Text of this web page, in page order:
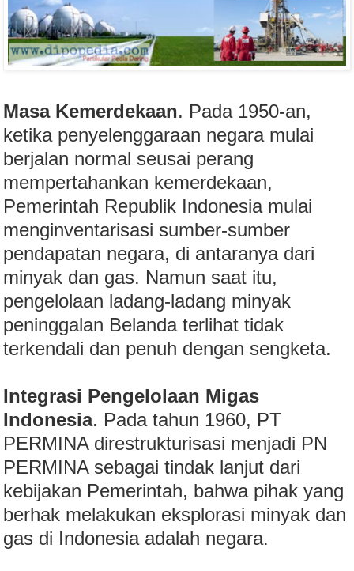
Masa Kemerdekaan. Pada 1950-an,
ketika penyelenggaraan negara mulai
berjalan normal seusai perang
mempertahankan kemerdekaan,
Pemerintah Republik Indonesia mulai
menginventarisasi sumber-sumber
pendapatan negara, di antaranya dari
minyak dan gas. Namun saat itu,
pengelolaan ladang-ladang minyak
peninggalan Belanda terlihat tidak
terkendali dan penuh dengan sengketa.
Integrasi Pengelolaan Migas
Indonesia. Pada tahun 1960, PT
PERMINA direstrukturisasi menjadi PN
PERMINA sebagai tindak lanjut dari
kebijakan Pemerintah, bahwa pihak yang
berhak melakukan eksplorasi minyak dan
gas di Indonesia adalah negara.